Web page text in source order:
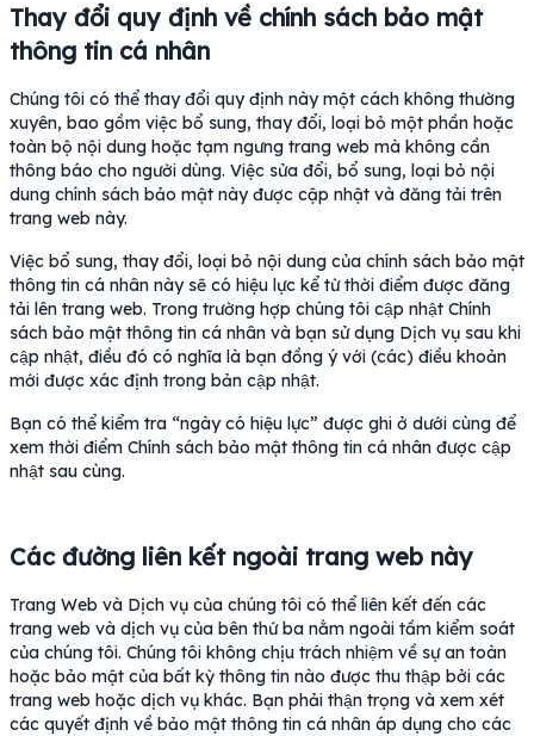
Thay đổi quy định về chính sách bảo mật
thông tin cá nhân
Chúng tôi có thể thay đổi quy định này một cách không thường
xuyên, bao gồm việc bổ sung, thay đổi, loại bỏ một phần hoặc
toàn bộ nội dung hoặc tạm ngưng trang web mà không cần
thông báo cho người dùng. Việc sửa đổi, bổ sung, loại bỏ nội
dung chính sách bảo mật này được cập nhật và đăng tải trên
trang web này.
Việc bổ sung, thay đổi, loại bỏ nội dung của chính sách bảo mật
thông tin cá nhân này sẽ có hiệu lực kể từ thời điểm được đăng
tải lên trang web. Trong trường hợp chúng tôi cập nhật Chính
sách bảo mật thông tin cá nhân và bạn sử dụng Dịch vụ sau khi
cập nhật, điều đó có nghĩa là bạn đồng ý với (các) điều khoản
mới được xác định trong bản cập nhật.
Bạn có thể kiểm tra “ngày có hiệu lực” được ghi ở dưới cùng để
xem thời điểm Chính sách bảo mật thông tin cá nhân được cập
nhật sau cùng.
Các đường liên kết ngoài trang web này
Trang Web và Dịch vụ của chúng tôi có thể liên kết đến các
trang web và dịch vụ của bên thứ ba nằm ngoài tầm kiểm soát
của chúng tôi. Chúng tôi không chịu trách nhiệm về sự an toàn
hoặc bảo mật của bất kỳ thông tin nào được thu thập bởi các
trang web hoặc dịch vụ khác. Bạn phải thận trọng và xem xét
các quyết định về bảo mật thông tin cá nhân áp dụng cho các